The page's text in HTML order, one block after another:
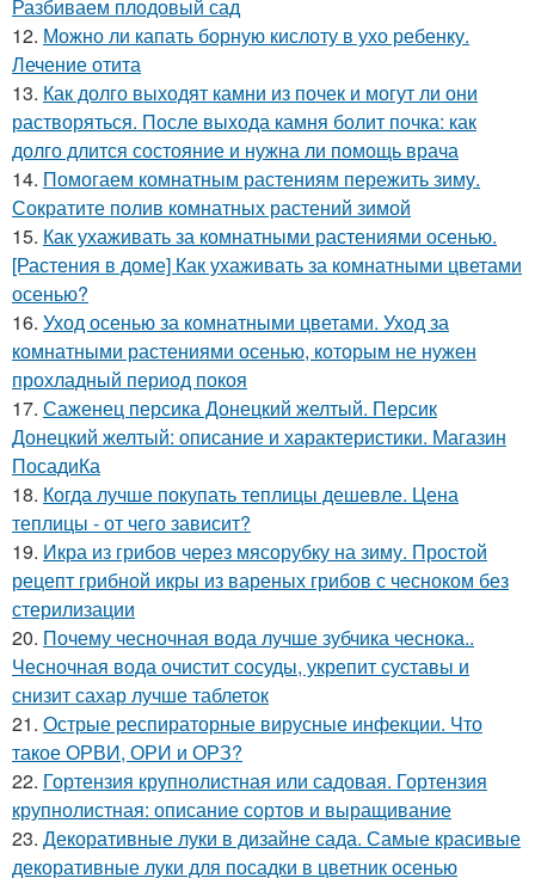
Разбиваем плодовый сад
12. Можно ли капать борную кислоту в ухо ребенку.
Лечение отита
13. Как долго выходят камни из почек и могут ли они
растворяться. После выхода камня болит почка: как
долго длится состояние и нужна ли помощь врача
14. Помогаем комнатным растениям пережить зиму.
Сократите полив комнатных растений зимой
15. Как ухаживать за комнатными растениями осенью.
[Растения в доме] Как ухаживать за комнатными цветами
осенью?
16. Уход осенью за комнатными цветами. Уход за
комнатными растениями осенью, которым не нужен
прохладный период покоя
17. Саженец персика Донецкий желтый. Персик
Донецкий желтый: описание и характеристики. Магазин
ПосадиКа
18. Когда лучше покупать теплицы дешевле. Цена
теплицы - от чего зависит?
19. Икра из грибов через мясорубку на зиму. Простой
рецепт грибной икры из вареных грибов с чесноком без
стерилизации
20. Почему чесночная вода лучше зубчика чеснока..
Чесночная вода очистит сосуды, укрепит суставы и
снизит сахар лучше таблеток
21. Острые респираторные вирусные инфекции. Что
такое ОРВИ, ОРИ и ОРЗ?
22. Гортензия крупнолистная или садовая. Гортензия
крупнолистная: описание сортов и выращивание
23. Декоративные луки в дизайне сада. Самые красивые
декоративные луки для посадки в цветник осенью